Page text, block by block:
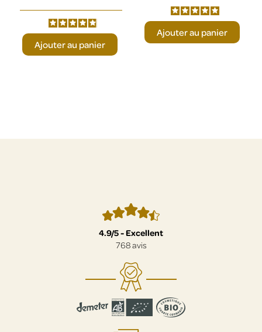
Ajouter au panier
Ajouter au panier
4.9/5 - Excellent
768 avis